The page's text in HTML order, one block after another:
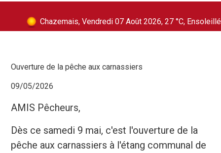
Chazemais, Vendredi 07 Août 2026, 27 °C, Ensoleillé
Ouverture de la pêche aux carnassiers
09/05/2026
AMIS Pêcheurs,
Dès ce samedi 9 mai, c'est l'ouverture de la
pêche aux carnassiers à l'étang communal de